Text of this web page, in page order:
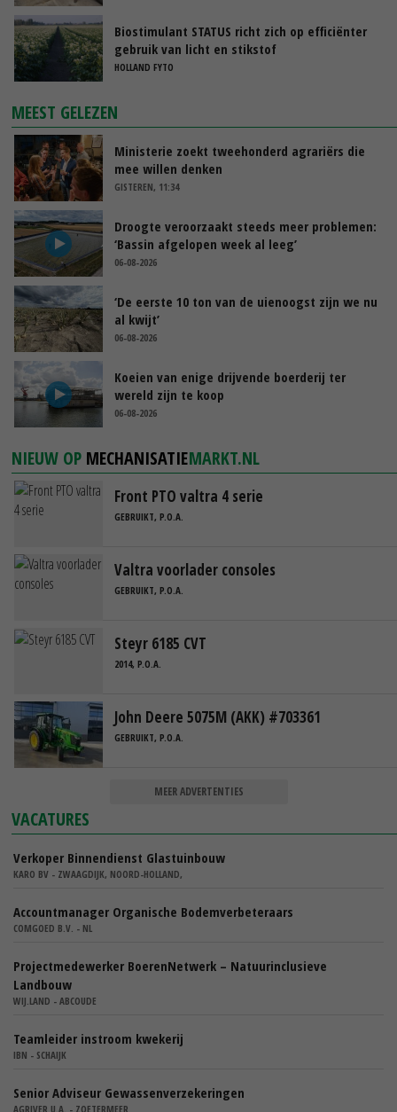
Biostimulant STATUS richt zich op efficiënter
gebruik van licht en stikstof
HOLLAND FYTO
MEEST GELEZEN
Ministerie zoekt tweehonderd agrariërs die
mee willen denken
GISTEREN, 11:34
Droogte veroorzaakt steeds meer problemen:
‘Bassin afgelopen week al leeg’
06-08-2026
‘De eerste 10 ton van de uienoogst zijn we nu
al kwijt’
06-08-2026
Koeien van enige drijvende boerderij ter
wereld zijn te koop
06-08-2026
NIEUW OP MECHANISATIEMARKT.NL
Front PTO valtra 4 serie
GEBRUIKT, P.O.A.
Valtra voorlader consoles
GEBRUIKT, P.O.A.
Steyr 6185 CVT
2014, P.O.A.
John Deere 5075M (AKK) #703361
GEBRUIKT, P.O.A.
MEER ADVERTENTIES
VACATURES
Verkoper Binnendienst Glastuinbouw
KARO BV - ZWAAGDIJK, NOORD-HOLLAND,
Accountmanager Organische Bodemverbeteraars
COMGOED B.V. - NL
Projectmedewerker BoerenNetwerk – Natuurinclusieve
Landbouw
WIJ.LAND - ABCOUDE
Teamleider instroom kwekerij
IBN - SCHAIJK
Senior Adviseur Gewassenverzekeringen
AGRIVER U.A. - ZOETERMEER